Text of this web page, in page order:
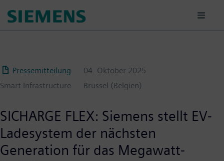
para
Pressemitteilung
04. Oktober 2025
Smart Infrastructure
Brüssel (Belgien)
SICHARGE FLEX: Siemens stellt EV-
Ladesystem der nächsten
Generation für das Megawatt-